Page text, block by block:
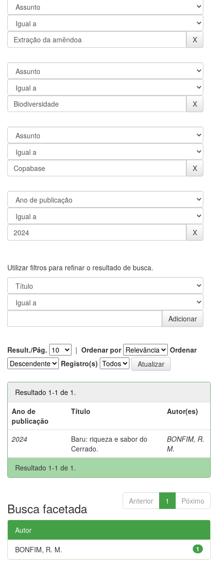
Utilizar filtros para refinar o resultado de busca.
Result./Pág. | Ordenar por
Ordenar
Registro(s)
Resultado 1-1 de 1.
Ano de
publicação
Título Autor(es)
2024
Baru: riqueza e sabor do
Cerrado.
BONFIM, R.
M.
Resultado 1-1 de 1.
Anterior 1 Póximo
Busca facetada
Autor
1
BONFIM, R. M.